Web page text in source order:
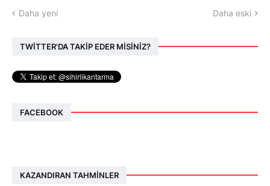
Daha yeni Daha eski
TWİTTER'DA TAKİP EDER MİSİNİZ?
FACEBOOK
KAZANDIRAN TAHMINLER